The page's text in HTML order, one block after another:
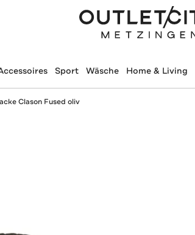
Sport Wäsche Home & Living
Clason Fused oliv